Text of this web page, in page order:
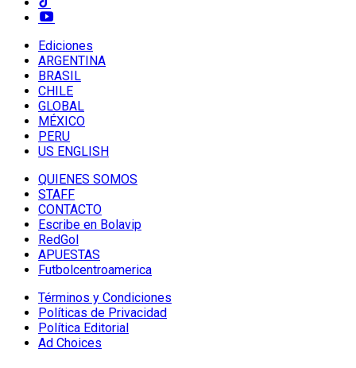
Ediciones
ARGENTINA
BRASIL
CHILE
GLOBAL
MÉXICO
PERU
US ENGLISH
QUIENES SOMOS
STAFF
CONTACTO
Escribe en Bolavip
RedGol
APUESTAS
Futbolcentroamerica
Términos y Condiciones
Políticas de Privacidad
Política Editorial
Ad Choices